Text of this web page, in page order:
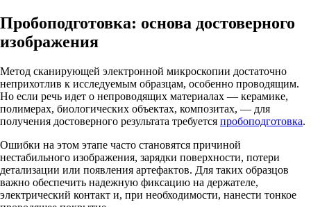
Пробоподготовка: основа достоверного
изображения
Метод сканирующей электронной микроскопии достаточно
неприхотлив к исследуемым образцам, особенно проводящим.
Но если речь идет о непроводящих материалах — керамике,
полимерах, биологических объектах, композитах, — для
получения достоверного результата требуется пробоподготовка.
Ошибки на этом этапе часто становятся причиной
нестабильного изображения, зарядки поверхности, потери
детализации или появления артефактов. Для таких образцов
важно обеспечить надежную фиксацию на держателе,
электрический контакт и, при необходимости, нанести тонкое